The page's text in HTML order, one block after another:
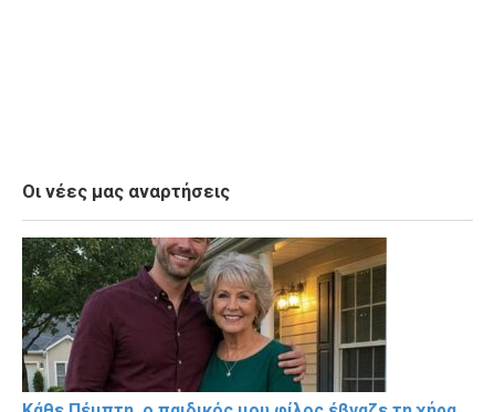
Οι νέες μας αναρτήσεις